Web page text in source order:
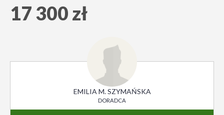
17 300 zł
EMILIA M. SZYMAŃSKA
DORADCA